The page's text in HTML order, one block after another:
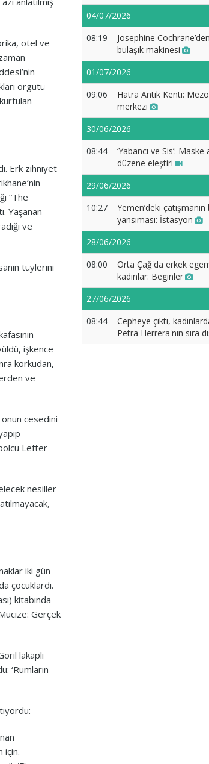
otel ve
örgütü
Erk zihniyet
“The
Yaşanan
ve
tüylerini
işkence
korkudan,
ve
onun cesedini
Lefter
nesiller
iki gün
çocuklardı.
kitabında
Gerçek
lakaplı
‘Rumların
için.
04/07/2026
08:19
Josephine
bulaşık makinesi
01/07/2026
09:06
Hatra Antik Kenti:
merkezi
30/06/2026
08:44
‘Yabancı ve Sis’:
düzene eleştiri
29/06/2026
10:27
Yemen’deki
yansıması: İstasyon
28/06/2026
08:00
Orta Çağ'da erkek
kadınlar: Beginler
27/06/2026
08:44
Cepheye çıktı,
Petra Herrera'nın sıra